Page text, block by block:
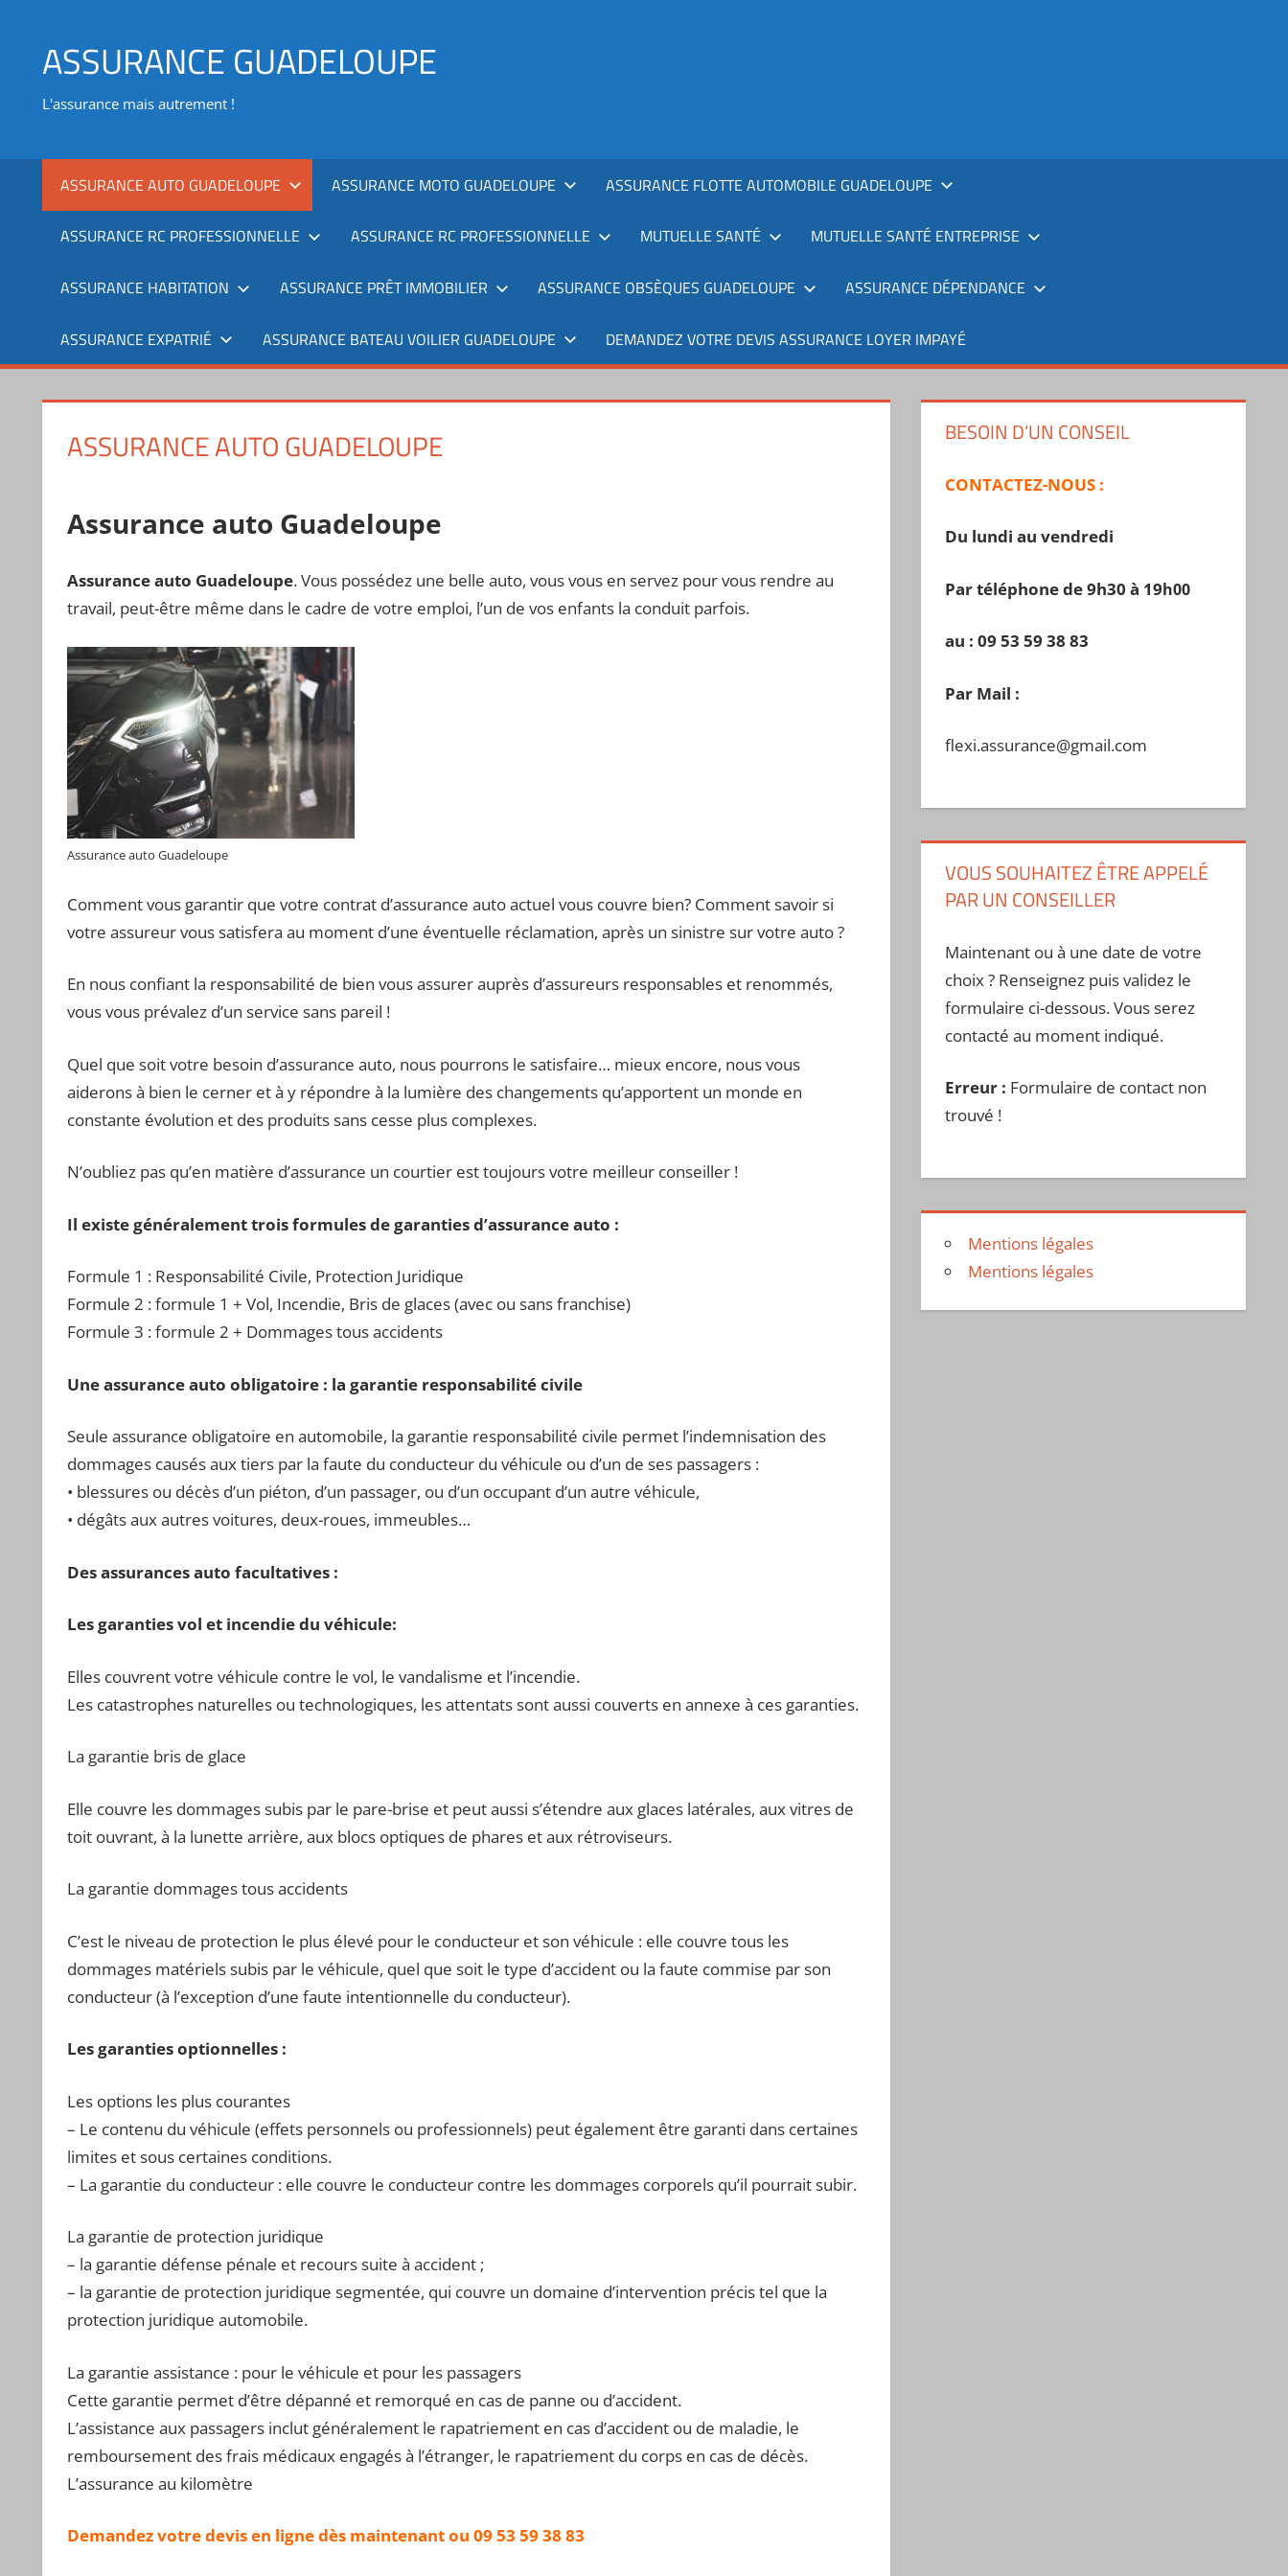
contenuASSURANCE GUADELOUPE
L'assurance mais autrement !
ASSURANCE AUTO GUADELOUPE ASSURANCE MOTO GUADELOUPE ASSURANCE FLOTTE AUTOMOBILE GUADELOUPE
ASSURANCE RC PROFESSIONNELLE ASSURANCE RC PROFESSIONNELLE MUTUELLE SANTÉ MUTUELLE SANTÉ ENTREPRISE
ASSURANCE HABITATION ASSURANCE PRÊT IMMOBILIER ASSURANCE OBSÈQUES GUADELOUPE ASSURANCE DÉPENDANCE
ASSURANCE EXPATRIÉ ASSURANCE BATEAU VOILIER GUADELOUPE DEMANDEZ VOTRE DEVIS ASSURANCE LOYER IMPAYÉ
ASSURANCE AUTO GUADELOUPE
Assurance auto Guadeloupe
Assurance auto Guadeloupe. Vous possédez une belle auto, vous vous en servez pour vous rendre au
travail, peut-être même dans le cadre de votre emploi, l’un de vos enfants la conduit parfois.
Assurance auto Guadeloupe
Comment vous garantir que votre contrat d’assurance auto actuel vous couvre bien? Comment savoir si
votre assureur vous satisfera au moment d’une éventuelle réclamation, après un sinistre sur votre auto ?
En nous confiant la responsabilité de bien vous assurer auprès d’assureurs responsables et renommés,
vous vous prévalez d’un service sans pareil !
Quel que soit votre besoin d’assurance auto, nous pourrons le satisfaire… mieux encore, nous vous
aiderons à bien le cerner et à y répondre à la lumière des changements qu’apportent un monde en
constante évolution et des produits sans cesse plus complexes.
N’oubliez pas qu’en matière d’assurance un courtier est toujours votre meilleur conseiller !
Il existe généralement trois formules de garanties d’assurance auto :
Formule 1 : Responsabilité Civile, Protection Juridique
Formule 2 : formule 1 + Vol, Incendie, Bris de glaces (avec ou sans franchise)
Formule 3 : formule 2 + Dommages tous accidents
Une assurance auto obligatoire : la garantie responsabilité civile
Seule assurance obligatoire en automobile, la garantie responsabilité civile permet l’indemnisation des
dommages causés aux tiers par la faute du conducteur du véhicule ou d’un de ses passagers :
• blessures ou décès d’un piéton, d’un passager, ou d’un occupant d’un autre véhicule,
• dégâts aux autres voitures, deux-roues, immeubles…
Des assurances auto facultatives :
Les garanties vol et incendie du véhicule:
Elles couvrent votre véhicule contre le vol, le vandalisme et l’incendie.
Les catastrophes naturelles ou technologiques, les attentats sont aussi couverts en annexe à ces garanties.
La garantie bris de glace
Elle couvre les dommages subis par le pare-brise et peut aussi s’étendre aux glaces latérales, aux vitres de
toit ouvrant, à la lunette arrière, aux blocs optiques de phares et aux rétroviseurs.
La garantie dommages tous accidents
C’est le niveau de protection le plus élevé pour le conducteur et son véhicule : elle couvre tous les
dommages matériels subis par le véhicule, quel que soit le type d’accident ou la faute commise par son
conducteur (à l’exception d’une faute intentionnelle du conducteur).
Les garanties optionnelles :
Les options les plus courantes
– Le contenu du véhicule (effets personnels ou professionnels) peut également être garanti dans certaines
limites et sous certaines conditions.
– La garantie du conducteur : elle couvre le conducteur contre les dommages corporels qu’il pourrait subir.
La garantie de protection juridique
– la garantie défense pénale et recours suite à accident ;
– la garantie de protection juridique segmentée, qui couvre un domaine d’intervention précis tel que la
protection juridique automobile.
La garantie assistance : pour le véhicule et pour les passagers
Cette garantie permet d’être dépanné et remorqué en cas de panne ou d’accident.
L’assistance aux passagers inclut généralement le rapatriement en cas d’accident ou de maladie, le
remboursement des frais médicaux engagés à l’étranger, le rapatriement du corps en cas de décès.
L’assurance au kilomètre
Demandez votre devis en ligne dès maintenant ou 09 53 59 38 83
BESOIN D’UN CONSEIL
CONTACTEZ-NOUS :
Du lundi au vendredi
Par téléphone de 9h30 à 19h00
au : 09 53 59 38 83
Par Mail :
flexi.assurance@gmail.com
VOUS SOUHAITEZ ÊTRE APPELÉ
PAR UN CONSEILLER
Maintenant ou à une date de votre
choix ? Renseignez puis validez le
formulaire ci-dessous. Vous serez
contacté au moment indiqué.
Erreur : Formulaire de contact non
trouvé !
Mentions légales
Mentions légales